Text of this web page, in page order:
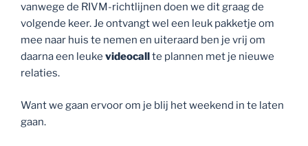
vanwege de RIVM-richtlijnen doen we dit graag de
volgende keer. Je ontvangt wel een leuk pakketje om
mee naar huis te nemen en uiteraard ben je vrij om
daarna een leuke videocall
te plannen met je nieuwe
relaties.
Want we gaan ervoor om je blij het weekend in te laten
gaan.